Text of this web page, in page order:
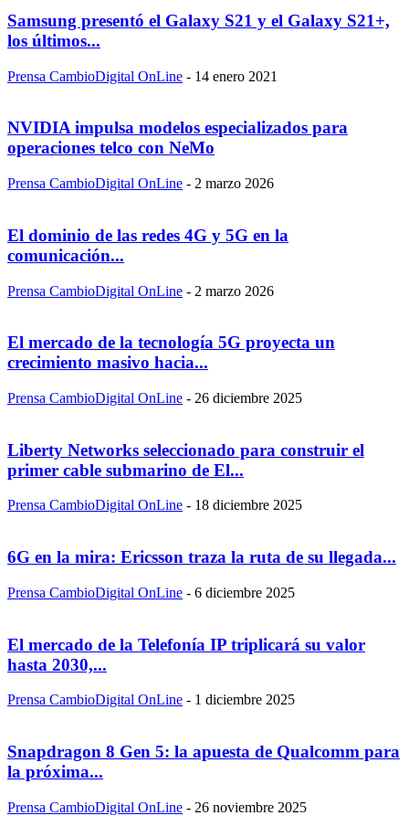
Samsung presentó el Galaxy S21 y el Galaxy S21+,
los últimos...
Prensa CambioDigital OnLine - 14 enero 2021
NVIDIA impulsa modelos especializados para
operaciones telco con NeMo
Prensa CambioDigital OnLine - 2 marzo 2026
El dominio de las redes 4G y 5G en la
comunicación...
Prensa CambioDigital OnLine - 2 marzo 2026
El mercado de la tecnología 5G proyecta un
crecimiento masivo hacia...
Prensa CambioDigital OnLine - 26 diciembre 2025
Liberty Networks seleccionado para construir el
primer cable submarino de El...
Prensa CambioDigital OnLine - 18 diciembre 2025
6G en la mira: Ericsson traza la ruta de su llegada...
Prensa CambioDigital OnLine - 6 diciembre 2025
El mercado de la Telefonía IP triplicará su valor
hasta 2030,...
Prensa CambioDigital OnLine - 1 diciembre 2025
Snapdragon 8 Gen 5: la apuesta de Qualcomm para
la próxima...
Prensa CambioDigital OnLine - 26 noviembre 2025